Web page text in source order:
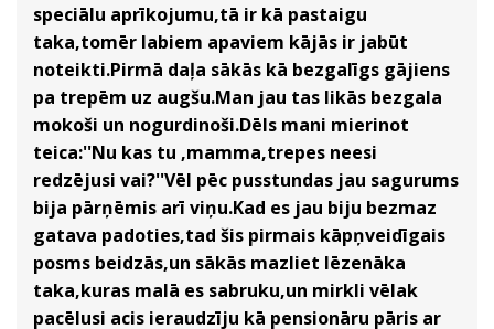
speciālu aprīkojumu,tā ir kā pastaigu
taka,tomēr labiem apaviem kājās ir jabūt
noteikti.Pirmā daļa sākās kā bezgalīgs gājiens
pa trepēm uz augšu.Man jau tas likās bezgala
mokoši un nogurdinoši.Dēls mani mierinot
teica:''Nu kas tu ,mamma,trepes neesi
redzējusi vai?''Vēl pēc pusstundas jau sagurums
bija pārņēmis arī viņu.Kad es jau biju bezmaz
gatava padoties,tad šis pirmais kāpņveidīgais
posms beidzās,un sākās mazliet lēzenāka
taka,kuras malā es sabruku,un mirkli vēlak
pacēlusi acis ieraudzīju kā pensionāru pāris ar